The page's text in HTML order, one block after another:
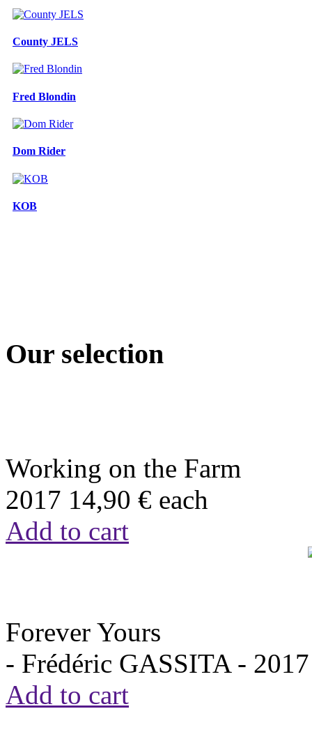
County JELS
Fred Blondin
Dom Rider
KOB
Our selection
Working on the Farm
2017 14,90 € each
Add to cart
Forever Yours
- Frédéric GASSITA - 2017
Add to cart